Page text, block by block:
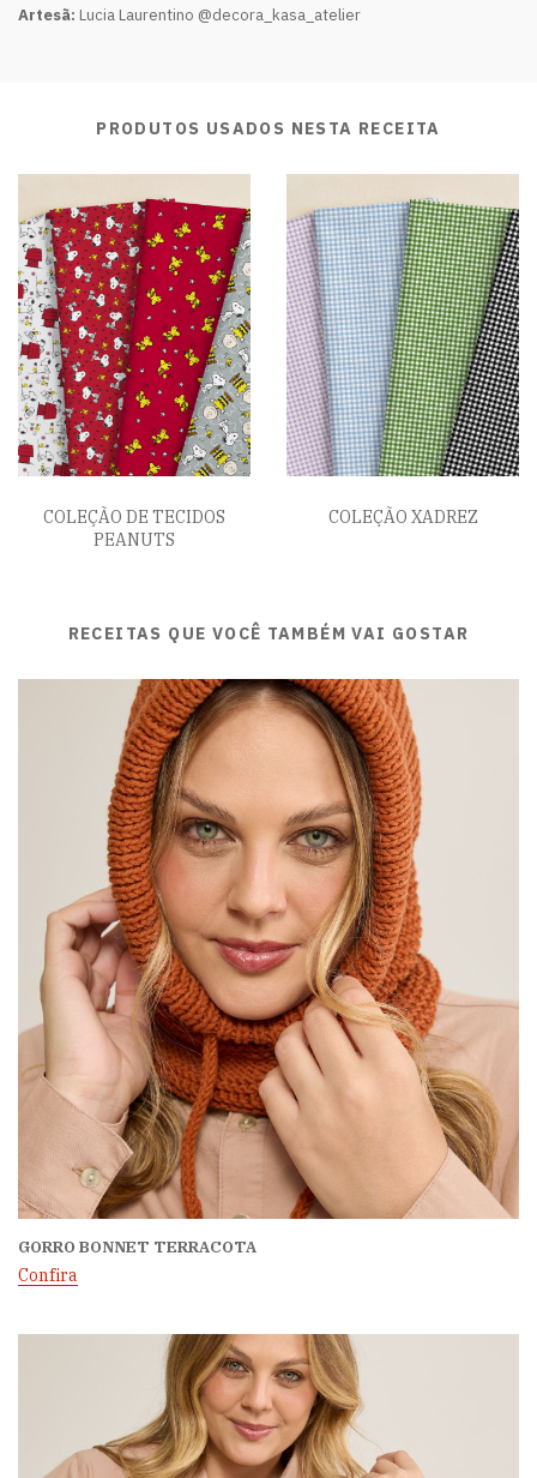
Artesã: Lucia Laurentino @decora_kasa_atelier
PRODUTOS USADOS NESTA RECEITA
COLEÇÃO DE TECIDOS
PEANUTS
COLEÇÃO XADREZ
RECEITAS QUE VOCÊ TAMBÉM VAI GOSTAR
GORRO BONNET TERRACOTA
Confira